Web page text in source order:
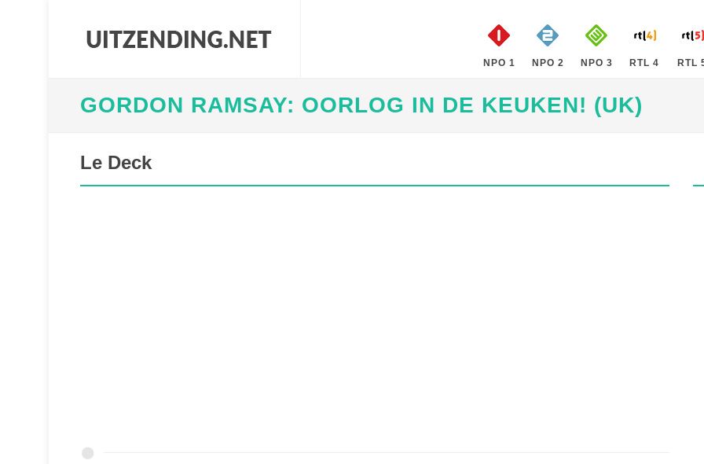
NPO 1 NPO 2 NPO 3 RTL 4 RTL
GORDON RAMSAY: OORLOG IN DE KEUKEN! (UK)
Le Deck